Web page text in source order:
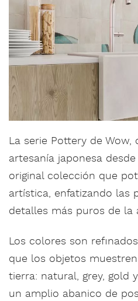
La serie Pottery de
artesanía japonesa
original colección que
artística, enfatizando las
detalles más puros de la
Los colores son
que los objetos
tierra: natural, grey, gold
un amplio abanico de